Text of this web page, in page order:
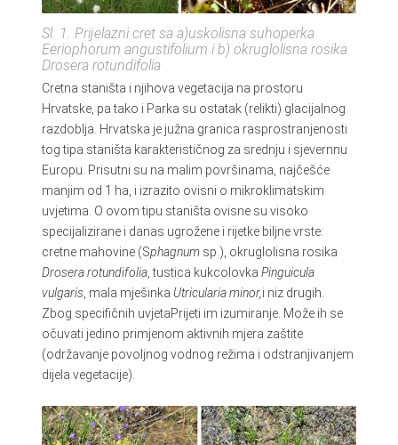
Sl. 1. Prijelazni cret sa a)uskolisna suhoperka
Eeriophorum angustifolium i b) okruglolisna rosika
Drosera rotundifolia
Cretna staništa i njihova vegetacija na prostoru
Hrvatske, pa tako i Parka su ostatak (relikti) glacijalnog
razdoblja. Hrvatska je južna granica rasprostranjenosti
tog tipa staništa karakterističnog za srednju i sjevernnu
Europu. Prisutni su na malim površinama, najčešće
manjim od 1 ha, i izrazito ovisni o mikroklimatskim
uvjetima. O ovom tipu staništa ovisne su visoko
specijalizirane i danas ugrožene i rijetke biljne vrste:
cretne mahovine (Sphagnum sp.), okruglolisna rosika
Drosera rotundifolia, tustica kukcolovka Pinguicula
vulgaris, mala mješinka Utricularia minor,i niz drugih.
Zbog specifičnih uvjetaPrijeti im izumiranje. Može ih se
očuvati jedino primjenom aktivnih mjera zaštite
(održavanje povoljnog vodnog režima i odstranjivanjem
dijela vegetacije).